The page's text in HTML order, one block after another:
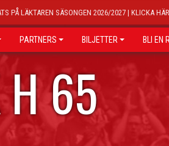
PÅ LÄKTAREN SÄSONGEN 2026/2027 | KLICKA
PARTNERS BILJETTER BLI EN
H 65